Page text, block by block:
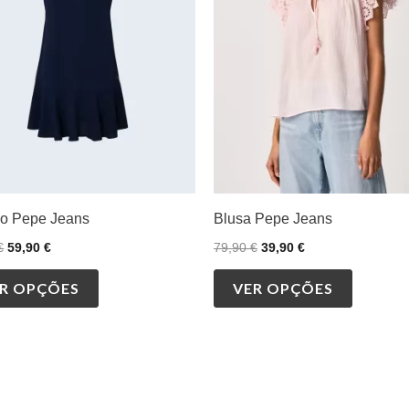
Pepe Jeans
59,90€
OPÇÕES
The
options
may
chosen
Blusa Pepe Jeans
79,90€ 39,90 €
VER OPÇÕES
The
options
may
be
chosen
on
the